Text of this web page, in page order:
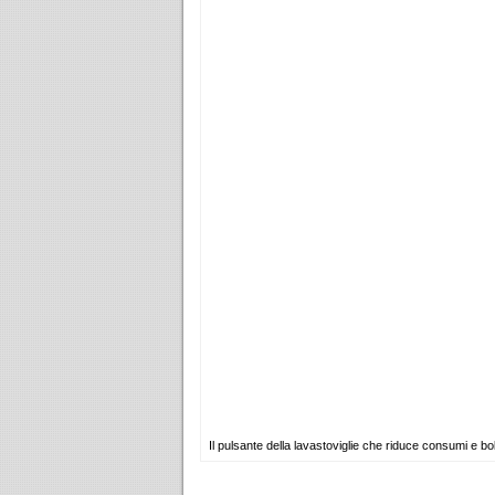
Il pulsante della lavastoviglie che riduce consumi e